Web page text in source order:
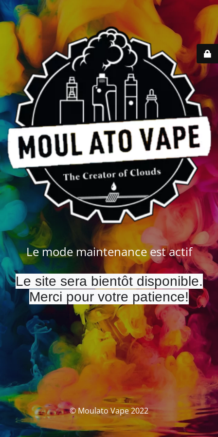
Le mode maintenance est actif
Le site sera bientôt disponible.
Merci pour votre patience!
© Moulato Vape 2022